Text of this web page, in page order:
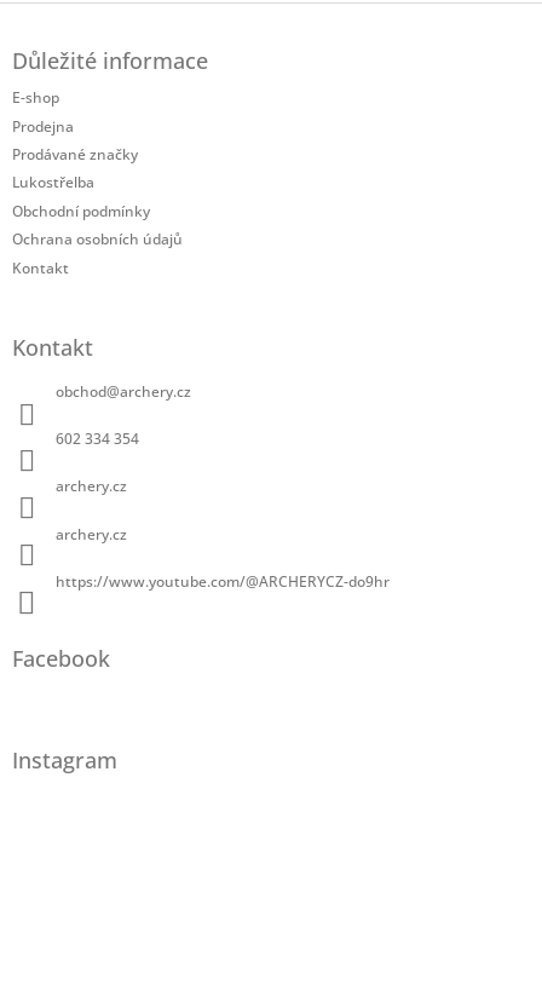
Důležité informace
E-shop
Prodejna
Prodávané značky
Lukostřelba
Obchodní podmínky
Ochrana osobních údajů
Kontakt
Kontakt
obchod@archery.cz
602 334 354
archery.cz
archery.cz
https://www.youtube.com/@ARCHERYCZ-do9hr
Facebook
Instagram